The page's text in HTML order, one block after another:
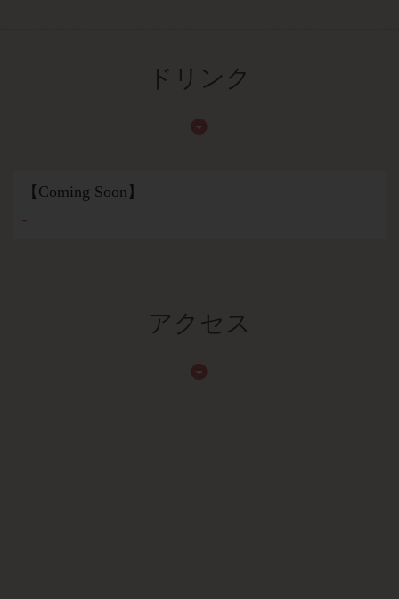
ドリンク
【Coming Soon】
-
アクセス